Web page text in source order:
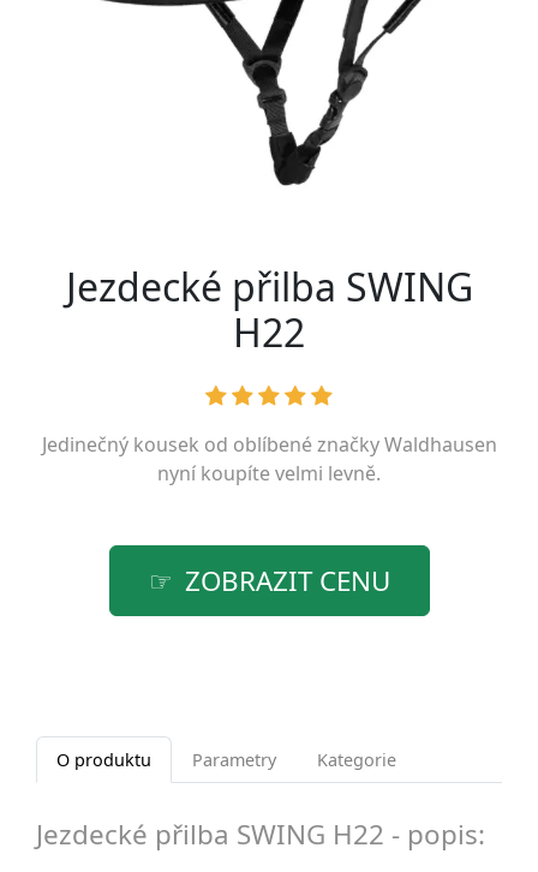
Jezdecké přilba SWING
H22
Jedinečný kousek od oblíbené značkyWaldhausen
nyní koupíte velmi levně.
ZOBRAZIT CENU
O produktu Parametry Kategorie
Jezdecké přilba SWING H22 - popis: